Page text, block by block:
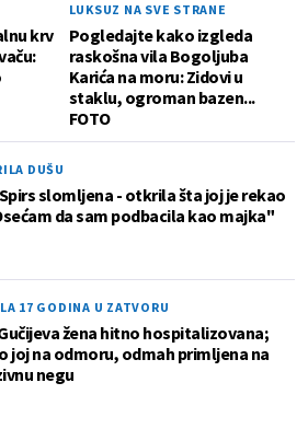
krv
LUKSUZ NA SVE STRANE
Pogledajte kako izgleda
raskošna vila Bogoljuba
Karića na moru: Zidovi u
staklu, ogroman bazen...
FOTO
DUŠU
slomljena - otkrila šta joj je rekao
da sam podbacila kao majka"
17 GODINA U ZATVORU
žena hitno hospitalizovana;
joj na odmoru, odmah primljena na
negu